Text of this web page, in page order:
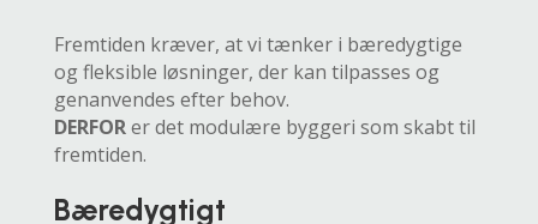
Fremtiden kræver, at vi tænker i bæredygtige
og fleksible løsninger, der kan tilpasses og
genanvendes efter behov.
DERFORer det modulære byggeri som skabt til
fremtiden.
Bæredygtigt